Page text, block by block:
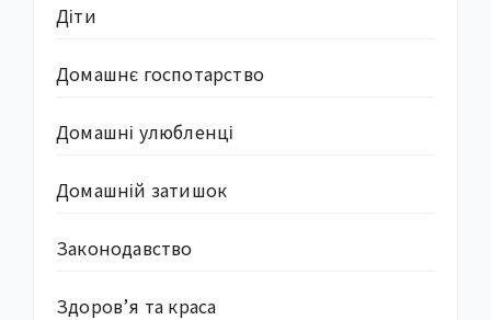
Діти
Домашнє госпотарство
Домашні улюбленці
Домашній затишок
Законодавство
Здоров’я та краса